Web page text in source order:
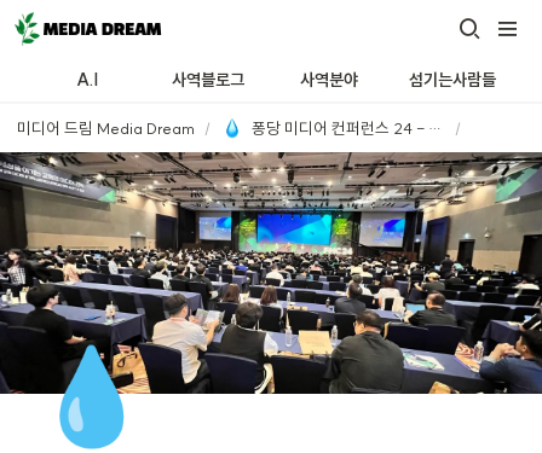
A.I 사역블로그 사역분야 섬기는사람들
미디어 드림 Media Dream / 퐁당 미디어 컨퍼런스 24 - 후기 및 강의 요약 /
💧